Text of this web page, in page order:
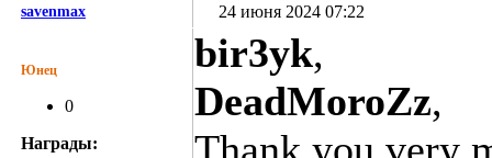
savenmax 24 июня 2024 07:22
Юнец
0
Награды:
bir3yk,
DeadMoroZz,